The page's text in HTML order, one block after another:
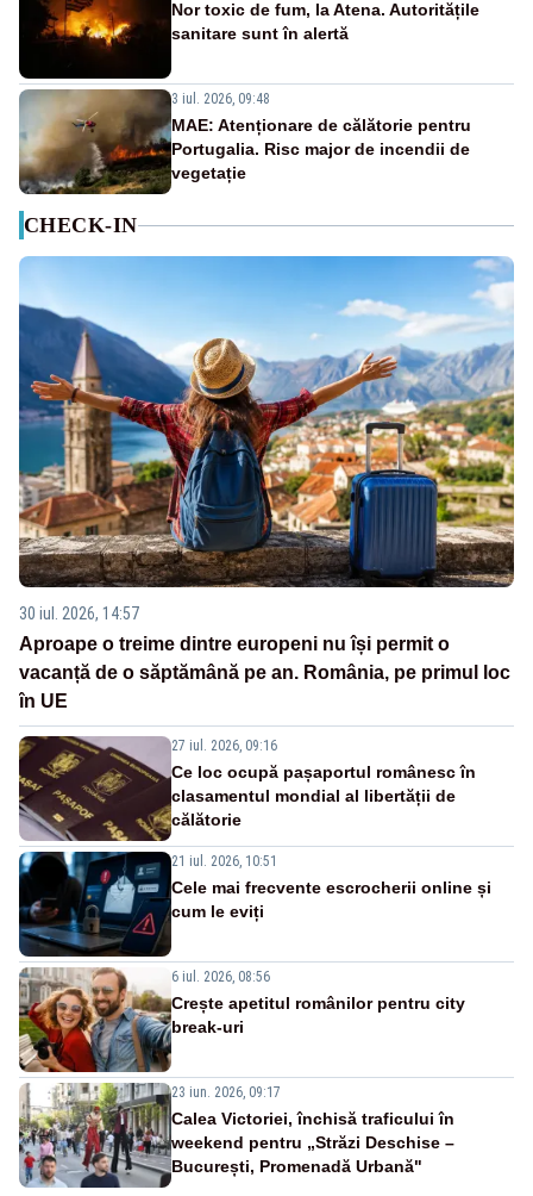
Nor toxic de fum, la Atena. Autoritățile
sanitare sunt în alertă
3 iul. 2026, 09:48
MAE: Atenționare de călătorie pentru
Portugalia. Risc major de incendii de
vegetație
CHECK-IN
30 iul. 2026, 14:57
Aproape o treime dintre europeni nu își permit o
vacanță de o săptămână pe an. România, pe primul loc
în UE
27 iul. 2026, 09:16
Ce loc ocupă pașaportul românesc în
clasamentul mondial al libertății de
călătorie
21 iul. 2026, 10:51
Cele mai frecvente escrocherii online și
cum le eviți
6 iul. 2026, 08:56
Crește apetitul românilor pentru city
break-uri
23 iun. 2026, 09:17
Calea Victoriei, închisă traficului în
weekend pentru „Străzi Deschise –
București, Promenadă Urbană"